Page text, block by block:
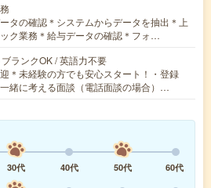
タの確認＊システムからデータを抽出＊上
ク業務＊給与データの確認＊フォ…
ランクOK / 英語力不要
＊未経験の方でも安心スタート！・登録
緒に考える面談（電話面談の場合）…
30代 40代 50代
60代